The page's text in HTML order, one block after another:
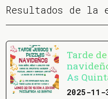
Resultados de la
Tarde
As
2025-